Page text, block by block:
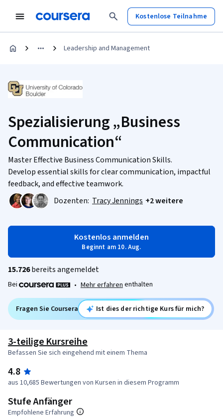
Kostenlose Teilnahme
Leadership and Management
Spezialisierung „Business
Communication“
Master Effective Business Communication Skills.
Develop essential skills for clear communication, impactful
feedback, and effective teamwork.
Dozenten: Tracy Jennings +2 weitere
Kostenlos anmelden
Beginnt am 10. Aug.
15.726bereits angemeldet
Bei • Mehr erfahren enthalten
Fragen Sie Coursera Ist dies der richtige Kurs für mich?
3-teilige Kursreihe
Befassen Sie sich eingehend mit einem Thema
4.8
aus 10,685 Bewertungen von Kursen in diesem Programm
Stufe Anfänger
Empfohlene Erfahrung